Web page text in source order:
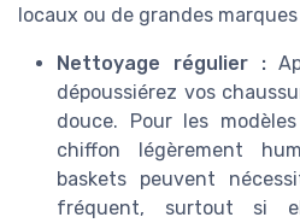
locaux ou de grandes
Nettoyage régulier :
dépoussiérez vos
douce. Pour les
chiffon légèrement
baskets peuvent
fréquent, surtout si